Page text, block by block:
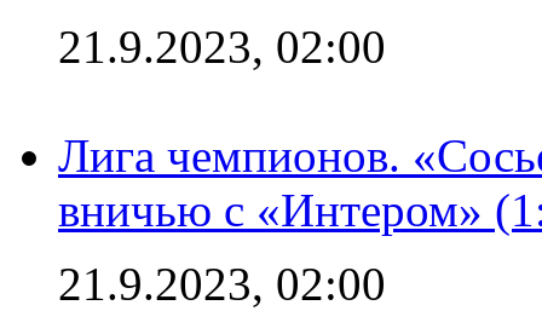
21.9.2023, 02:00
Лига чемпионов.
вничью с «Интером»
21.9.2023, 02:00